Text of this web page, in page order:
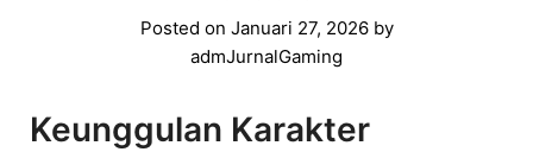
Posted on Januari 27, 2026by
admJurnalGaming
Keunggulan Karakter